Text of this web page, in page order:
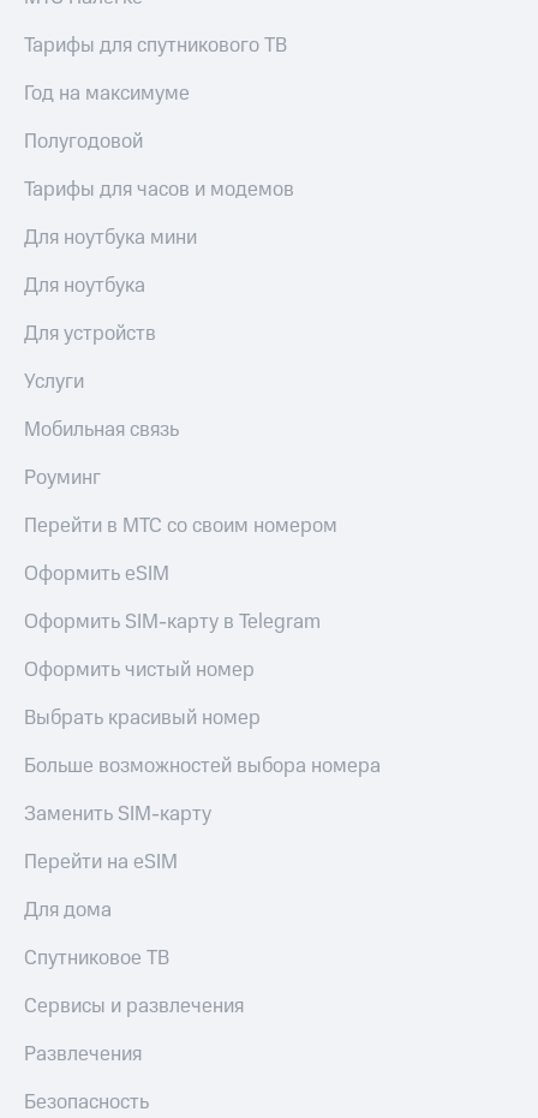
Тарифы для спутникового ТВ
Год на максимуме
Полугодовой
Тарифы для часов и модемов
Для ноутбука мини
Для ноутбука
Для устройств
Услуги
Мобильная связь
Роуминг
Перейти в МТС со своим номером
Оформить eSIM
Оформить SIM-карту в Telegram
Оформить чистый номер
Выбрать красивый номер
Больше возможностей выбора номера
Заменить SIM-карту
Перейти на eSIM
Для дома
Спутниковое ТВ
Сервисы и развлечения
Развлечения
Безопасность